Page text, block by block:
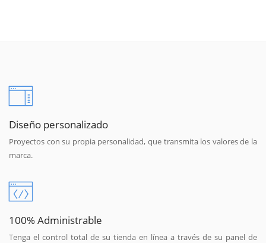
Diseño personalizado
Proyectos con su propia personalidad, que transmita los valores de la
marca.
100% Administrable
Tenga el control total de su tienda en línea a través de su panel de